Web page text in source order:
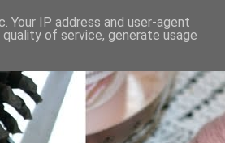
IP address and user-agent
of service, generate usage